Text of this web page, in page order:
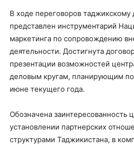
В ходе переговоров таджикскому
представлен инструментарий
маркетинга по сопровождению
деятельности. Достигнута
презентации возможностей
деловым кругам, планирующим
июне текущего года.
Обозначена заинтересованность
установлении партнерских
структурами Таджикистана, в